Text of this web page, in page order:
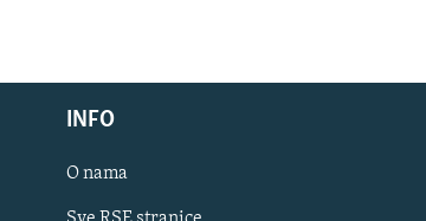
INFO
O nama